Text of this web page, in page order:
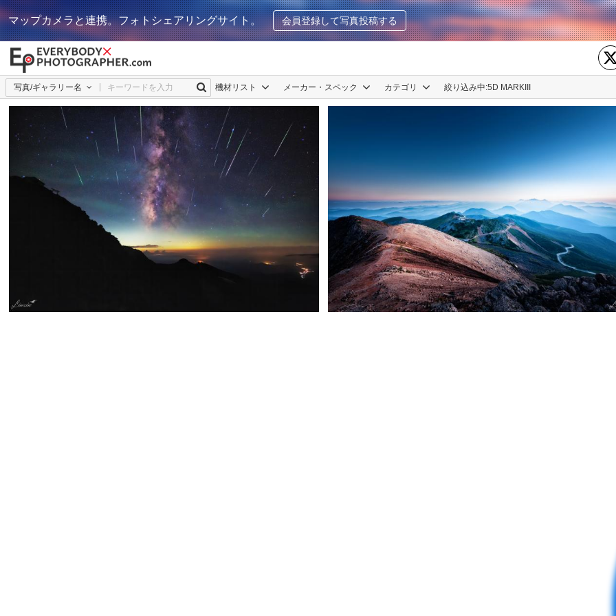
マップカメラと連携。フォトシェアリングサイト。 会員登録して写真投稿する
写真/ギャラリー名 機材リスト メーカー・スペック カテゴリ 絞り込み中:5D MARKIII
xiu 2 0